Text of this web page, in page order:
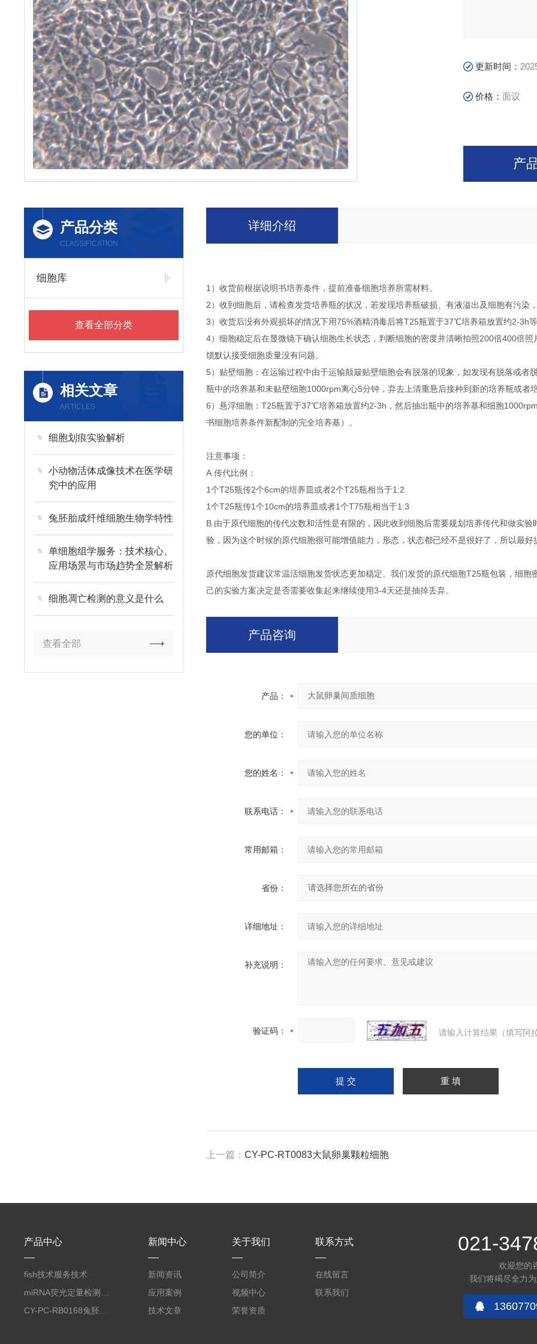
更新时间：
价格：面议
产
产品分类
CLASSIFICATION
细胞库
查看全部分类
相关文章
ARTICLES
细胞划痕实验解析
小动物活体成像技术在医学研
究中的应用
兔胚胎成纤维细胞生物学特性
单细胞组学服务：技术核心、
应用场景与市场趋势全景解析
细胞凋亡检测的意义是什么
查看全部
详细介绍
1）收货前根据说明书培养条件，提前准备细胞培养所需材料。
2）收到细胞后，请检查发货培养瓶的状况，若发现培养瓶破损、有液溢出及细胞有污染
3）收货后没有外观损坏的情况下用75%酒精消毒后将T25瓶置于37℃培养箱放置约2-3h等
4）细胞稳定后在显微镜下确认细胞生长状态，判断细胞的密度并清晰拍照200倍400倍
馈默认接受细胞质量没有问题。
5）贴壁细胞：在运输过程中由于运输颠簸贴壁细胞会有脱落的现象，如发现有脱落或
瓶中的培养基和未贴壁细胞1000rpm离心5分钟，弃去上清重悬后接种到新的培养瓶或者
6）悬浮细胞：T25瓶置于37℃培养箱放置约2-3h，然后抽出瓶中的培养基和细胞
书细胞培养条件新配制的完全培养基）。
注意事项：
A.传代比例：
1个T25瓶传2个6cm的培养皿或者2个T25瓶相当于1:2
1个T25瓶传1个10cm的培养皿或者1个T75瓶相当于1:3
B.由于原代细胞的传代次数和活性是有限的，因此收到细胞后需要规划培养传代和做实
验，因为这个时候的原代细胞很可能增值能力，形态，状态都已经不是很好了，所以最好
原代细胞发货建议常温活细胞发货状态更加稳定。我们发货的原代细胞T25瓶包装，细
己的实验方案决定是否需要收集起来继续使用3-4天还是抽掉丢弃。
产品咨询
产品：
您的单位：
您的姓名：
联系电话：
常用邮箱：
省份：
详细地址：
补充说明：
验证码： 请输入计算结果（填写阿
上一篇： CY-PC-RT0083大鼠卵巢颗粒细胞
产品中心
fish技术服务技术
新闻中心
新闻资讯
应用案例
技术文章
关于我们
公司简介
视频中心
荣誉资质
联系方式
在线留言
联系我们
021-
欢迎您的
我们将竭尽全力